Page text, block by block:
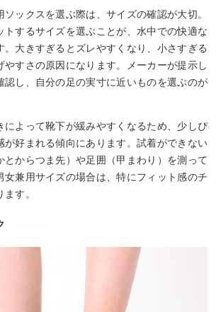
ックスを選ぶ際は、サイズの確認が大切。
トするサイズを選ぶことが、水中での快適な
。大きすぎるとズレやすくなり、小さすぎる
やすさの原因になります。メーカーが提示し
認し、自分の足の実寸に近いものを選ぶのが
によって靴下が緩みやすくなるため、少しぴ
が好まれる傾向にあります。試着ができない
とからつま先）や足囲（甲まわり）を測って
女兼用サイズの場合は、特にフィット感のチ
す。